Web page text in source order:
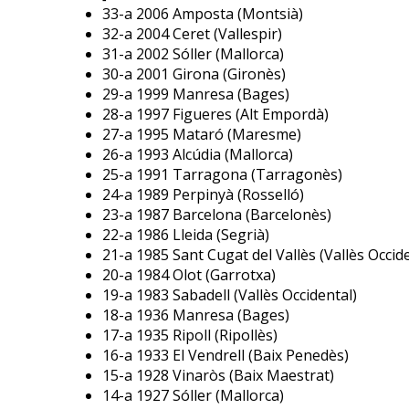
33-a 2006 Amposta (Montsià)
32-a 2004 Ceret (Vallespir)
31-a 2002 Sóller (Mallorca)
30-a 2001 Girona (Gironès)
29-a 1999 Manresa (Bages)
28-a 1997 Figueres (Alt Empordà)
27-a 1995 Mataró (Maresme)
26-a 1993 Alcúdia (Mallorca)
25-a 1991 Tarragona (Tarragonès)
24-a 1989 Perpinyà (Rosselló)
23-a 1987 Barcelona (Barcelonès)
22-a 1986 Lleida (Segrià)
21-a 1985 Sant Cugat del Vallès (Vallès
20-a 1984 Olot (Garrotxa)
19-a 1983 Sabadell (Vallès Occidental)
18-a 1936 Manresa (Bages)
17-a 1935 Ripoll (Ripollès)
16-a 1933 El Vendrell (Baix Penedès)
15-a 1928 Vinaròs (Baix Maestrat)
14-a 1927 Sóller (Mallorca)